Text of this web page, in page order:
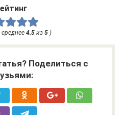
среднее 4.5 из 5 )
Поделиться с